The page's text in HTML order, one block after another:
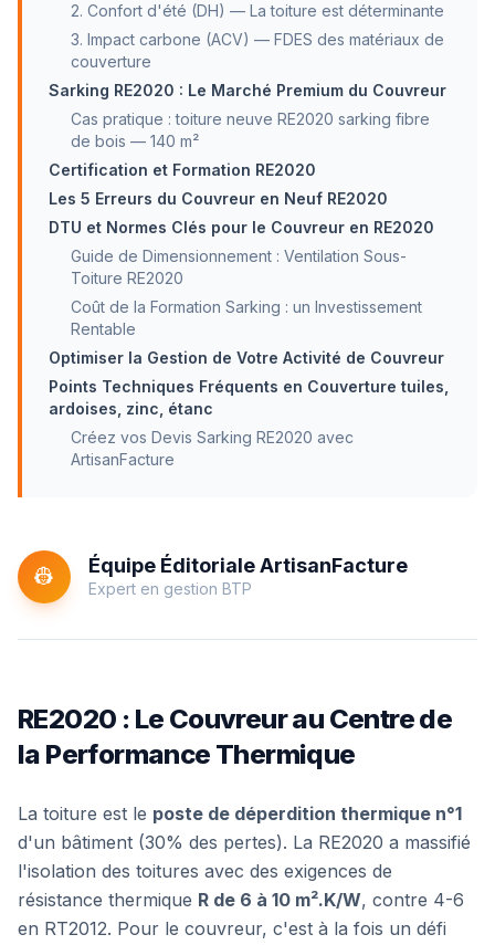
2. Confort d'été (DH) — La toiture est déterminante
3. Impact carbone (ACV) — FDES des matériaux de
couverture
Sarking RE2020 : Le Marché Premium du Couvreur
Cas pratique : toiture neuve RE2020 sarking fibre
de bois — 140 m²
Certification et Formation RE2020
Les 5 Erreurs du Couvreur en Neuf RE2020
DTU et Normes Clés pour le Couvreur en RE2020
Guide de Dimensionnement : Ventilation Sous-
Toiture RE2020
Coût de la Formation Sarking : un Investissement
Rentable
Optimiser la Gestion de Votre Activité de Couvreur
Points Techniques Fréquents en Couverture tuiles,
ardoises, zinc, étanc
Créez vos Devis Sarking RE2020 avec
ArtisanFacture
👷 Équipe Éditoriale ArtisanFacture
Expert en gestion BTP
RE2020 : Le Couvreur au Centre de
la Performance Thermique
La toiture est le poste de déperdition thermique n°1
d'un bâtiment (30% des pertes). La RE2020 a massifié
l'isolation des toitures avec des exigences de
résistance thermique R de 6 à 10 m².K/W, contre 4-6
en RT2012. Pour le couvreur, c'est à la fois un défi